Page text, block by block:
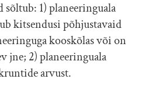
1) planeeringuala
kitsendusi põhjustavaid
kooskõlas või on
jne; 2) planeeringuala
arvust.